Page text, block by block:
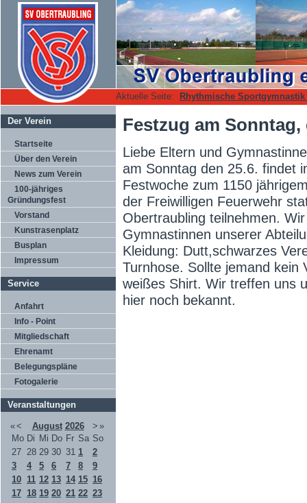
Aktuelle Seite: Rhythmische Sportgymnastik
Der Verein
Startseite
Über den Verein
News zum Verein
100-jähriges
Gründungsfest
Vorstand
Kunstrasenplatz
Busplan
Impressum
Service
Anfahrt
Info - Point
Mitgliedschaft
Ehrenamt
Belegungspläne
Fotogalerie
Veranstaltungen
«< August 2026 > »
Mo Di Mi Do Fr Sa So
27 28 29 30 31 1
2
3
4 5 6 7 8
9
10 11 12 13 14 15 16
17 18 19 20 21 22 23
Festzug am Sonntag,
Liebe Eltern und
am Sonntag den 25.6. findet
Festwoche zum 1150
der Freiwilligen Feuerwehr
Obertraubling teilnehmen.
Gymnastinnen unserer
Kleidung: Dutt,schwarzes
Turnhose. Sollte jemand kein
weißes Shirt. Wir treffen uns
hier noch bekannt.